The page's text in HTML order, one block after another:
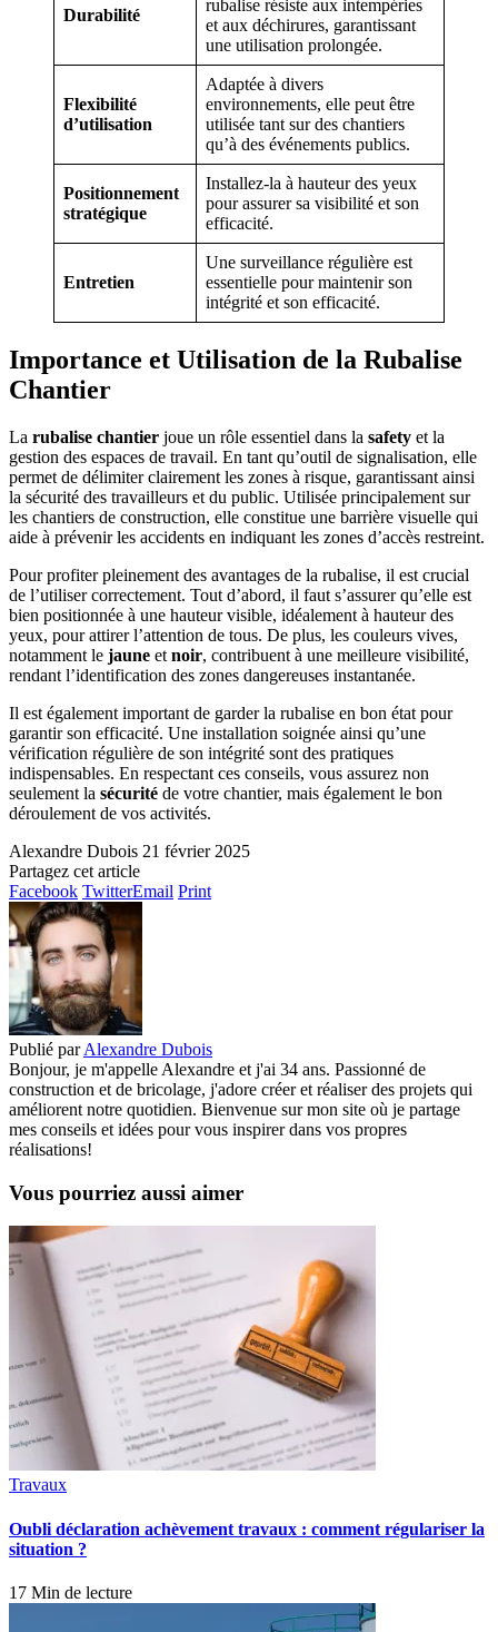
Durabilité
rubalise résiste aux intempéries
et aux déchirures, garantissant
une utilisation prolongée.
Flexibilité
d’utilisation
Adaptée à divers
environnements, elle peut être
utilisée tant sur des chantiers
qu’à des événements publics.
Positionnement
stratégique
Installez-la à hauteur des yeux
pour assurer sa visibilité et son
efficacité.
Entretien
Une surveillance régulière est
essentielle pour maintenir son
intégrité et son efficacité.
Importance et Utilisation de la Rubalise
Chantier
La rubalise chantier joue un rôle essentiel dans la safety et la
gestion des espaces de travail. En tant qu’outil de signalisation, elle
permet de délimiter clairement les zones à risque, garantissant ainsi
la sécurité des travailleurs et du public. Utilisée principalement sur
les chantiers de construction, elle constitue une barrière visuelle qui
aide à prévenir les accidents en indiquant les zones d’accès restreint.
Pour profiter pleinement des avantages de la rubalise, il est crucial
de l’utiliser correctement. Tout d’abord, il faut s’assurer qu’elle est
bien positionnée à une hauteur visible, idéalement à hauteur des
yeux, pour attirer l’attention de tous. De plus, les couleurs vives,
notamment le jaune et noir, contribuent à une meilleure visibilité,
rendant l’identification des zones dangereuses instantanée.
Il est également important de garder la rubalise en bon état pour
garantir son efficacité. Une installation soignée ainsi qu’une
vérification régulière de son intégrité sont des pratiques
indispensables. En respectant ces conseils, vous assurez non
seulement la sécurité de votre chantier, mais également le bon
déroulement de vos activités.
Alexandre Dubois 21 février 2025
Partagez cet article
Facebook TwitterEmail Print
Publié par Alexandre Dubois
Bonjour, je m'appelle Alexandre et j'ai 34 ans. Passionné de
construction et de bricolage, j'adore créer et réaliser des projets qui
améliorent notre quotidien. Bienvenue sur mon site où je partage
mes conseils et idées pour vous inspirer dans vos propres
réalisations!
Vous pourriez aussi aimer
Travaux
Oubli déclaration achèvement travaux : comment régulariser la
situation ?
17 Min de lecture